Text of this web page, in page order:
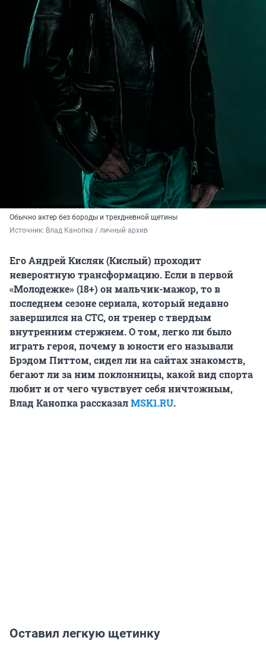
Обычно актер без бороды и трехдневной щетины
Источник: Влад Канопка / личный архив
Его Андрей Кисляк (Кислый) проходит
невероятную трансформацию. Если в первой
«Молодежке» (18+) он мальчик-мажор, то в
последнем сезоне сериала, который недавно
завершился на СТС, он тренер с твердым
внутренним стержнем. О том, легко ли было
играть героя, почему в юности его называли
Брэдом Питтом, сидел ли на сайтах знакомств,
бегают ли за ним поклонницы, какой вид спорта
любит и от чего чувствует себя ничтожным,
Влад Канопка рассказалMSK1.RU.
Оставил легкую щетинку